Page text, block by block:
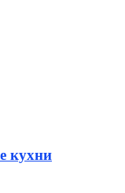
кухни